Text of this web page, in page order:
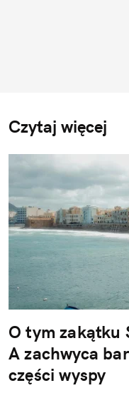
Czytaj więcej
O tym zakątku
A zachwyca
części wyspy